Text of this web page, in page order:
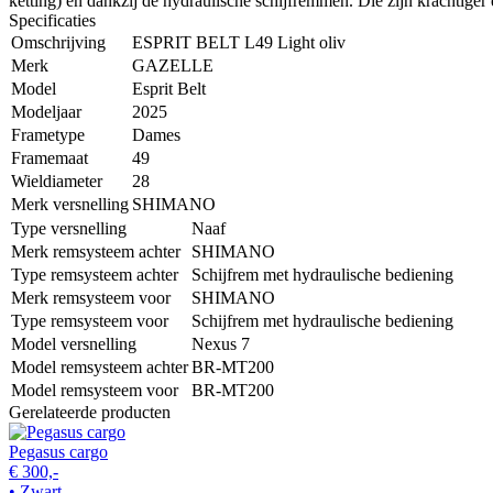
Specificaties
Omschrijving
ESPRIT BELT L49 Light oliv
Merk
GAZELLE
Model
Esprit Belt
Modeljaar
2025
Frametype
Dames
Framemaat
49
Wieldiameter
28
Merk versnelling SHIMANO
Type versnelling
Naaf
Merk remsysteem achter
SHIMANO
Type remsysteem achter
Schijfrem met hydraulische bediening
Merk remsysteem voor
SHIMANO
Type remsysteem voor
Schijfrem met hydraulische bediening
Model versnelling
Nexus 7
Model remsysteem achterBR-MT200
Model remsysteem voor
BR-MT200
Gerelateerde producten
Pegasus cargo
€ 300,-